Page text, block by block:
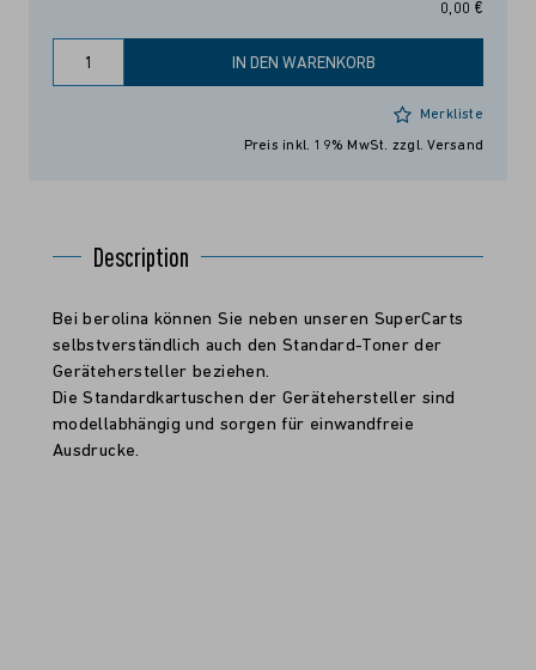
0,00 €
IN DEN WARENKORB
Merkliste
Preis inkl. 19% MwSt. zzgl. Versand
Description
Bei berolina können Sie neben unseren SuperCarts
selbstverständlich auch den Standard-Toner der
Gerätehersteller beziehen.
Die Standardkartuschen der Gerätehersteller sind
modellabhängig und sorgen für einwandfreie
Ausdrucke.